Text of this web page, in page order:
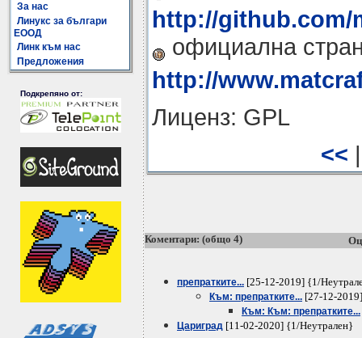
За нас
Линукс за българи
ЕООД
Линк към нас
Предложения
Подкрепяно от:
http://github.com/
официална
http://
Лиценз: GPL
<<
Коментари: (общо 4)
препратките... [25-12-2019] {1/
Към: препратките... [27-12-
Към: Към: препратките...
Цариград [11-02-2020] {1/Неутрален}